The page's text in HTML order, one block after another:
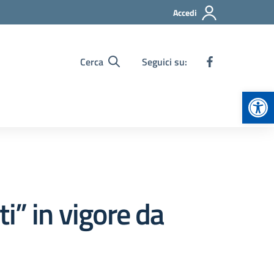
Accedi
Cerca Seguici su:
in vigore da